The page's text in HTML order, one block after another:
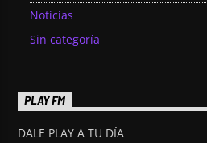
Noticias
Sin categoría
PLAY FM
DALE PLAY A TU DÍA